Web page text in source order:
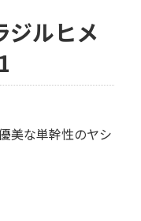
ジルヒメ
美な単幹性のヤシ